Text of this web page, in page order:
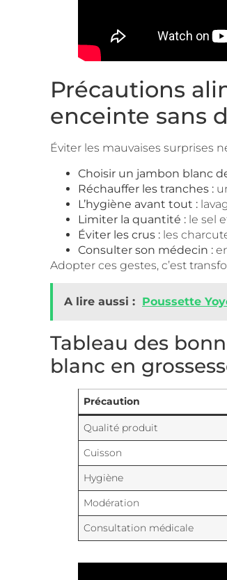
Précautions
enceinte sans
Éviter les mauvaises surprises
Choisir un jambon blanc
Réchauffer les tranches :
L’hygiène avant tout :
Limiter la quantité : le sel
Éviter les crus : les
Consulter son médecin :
Adopter ces gestes, c’est
A lire aussi : Poussette
Tableau des
blanc en
Précaution
Qualité produit
Cuisson
Hygiène
Modération
Consultation médicale